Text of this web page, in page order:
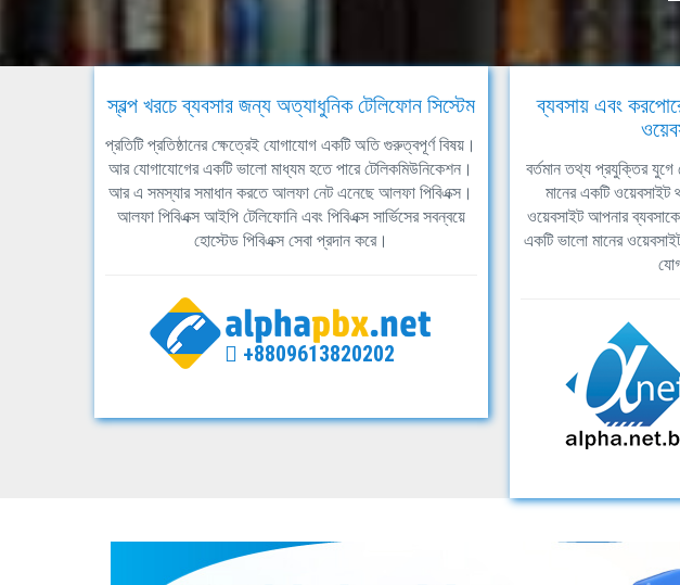
স্বল্প খরচে ব্যবসার জন্য অত্যাধুনিক টেলিফোন সিস্টেম
প্রতিটি প্রতিষ্ঠানের ক্ষেত্রেই যোগাযোগ একটি অতি গুরুত্বপূর্ণ বিষয়।
আর যোগাযোগের একটি ভালো মাধ্যম হতে পারে টেলিকমিউনিকেশন।
আর এ সমস্যার সমাধান করতে আলফা নেট এনেছে আলফা পিবিএক্স।
আলফা পিবিএক্স আইপি টেলিফোনি এবং পিবিএক্স সার্ভিসের সবন্বয়ে
হোস্টেড পিবিএক্স সেবা প্রদান করে।
+8809613820202
ব্যবসায় এবং
বর্তমান তথ্য প্রযুক্তির যুগে
মানের একটি ওয়েবসাইট
ওয়েবসাইট আপনার
একটি ভালো মানের